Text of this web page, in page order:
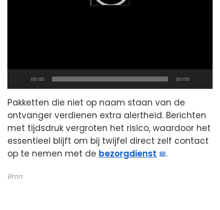
Current
00:00
Total
00:00
Pakketten die niet op naam staan van de
ontvanger verdienen extra alertheid. Berichten
met tijdsdruk vergroten het risico, waardoor het
essentieel blijft om bij twijfel direct zelf contact
op te nemen met de bezorgdienst .
Bron